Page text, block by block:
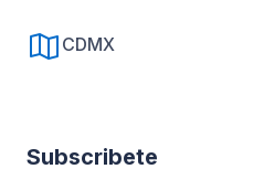
CDMX
Subscribete